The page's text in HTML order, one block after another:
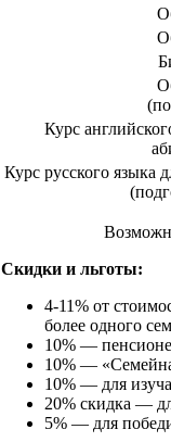
Курс
Курс русского языка
Скидки и льготы:
4-11% от
более одного
10% —
10% —
10% — для
20% скидка —
5% — для